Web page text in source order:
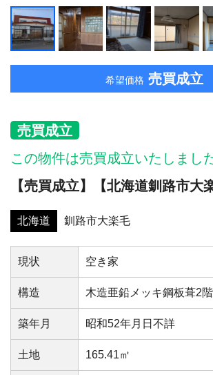
希望価格 売買成立
売買成立
この物件は売買成立いたしました
【売買成立】【北海道釧路市⼤
北海道 釧路市⼤楽⽑
現状 空き家
構造 木造亜鉛メッキ鋼板葺2
築年⽉ 昭和52年月日不詳
⼟地 165.41㎡